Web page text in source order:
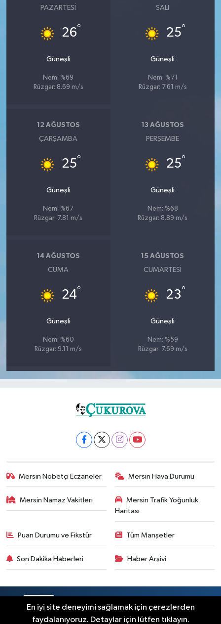
PAZARTESI
26°
Güneşli
Nem: %69
Rüzgar: 8.69 m/s
SALI
25°
Güneşli
Nem: %71
Rüzgar: 7.61 m/s
12 AĞUSTOS
ÇARŞAMBA
25°
Güneşli
Nem: %67
Rüzgar: 7.81 m/s
13 AĞUSTOS
PERŞEMBE
25°
Güneşli
Nem: %68
Rüzgar: 8.89 m/s
14 AĞUSTOS
CUMA
24°
Güneşli
Nem: %60
Rüzgar: 9.11 m/s
15 AĞUSTOS
CUMARTESI
23°
Güneşli
Nem: %59
Rüzgar: 7.69 m/s
Mersin Nöbetçi Eczaneler Mersin Hava Durumu
Mersin Namaz Vakitleri
Mersin Trafik Yoğunluk
Haritası
Puan Durumu ve Fikstür Tüm Manşetler
Son Dakika Haberleri Haber Arşivi
En iyi site deneyimi sağlamak için çerezlerden
faydalanıyoruz. Detaylar için lütfen tıklayın.